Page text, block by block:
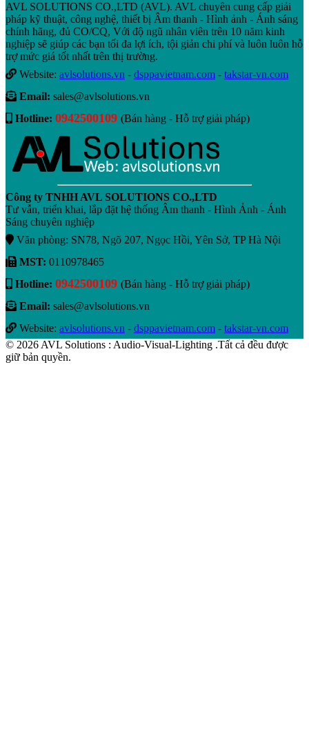
AVL SOLUTIONS CO.,LTD (AVL). AVL chuyên cung cấp giải
pháp kỹ thuật, công nghệ, thiết bị Âm thanh - Hình ảnh - Ánh sáng
chính hãng, đủ CO/CQ, Với độ ngũ nhân viên trên 10 năm kinh
nghiệp sẽ giúp các bạn tối đa lợi ích, tội giản chi phí và luôn luôn hỗ
trợ mức giá tốt nhất trên thị trường.
Website: avlsolutions.vn - dsppavietnam.com - takstar-vn.com
Email: sales@avlsolutions.vn
Hotline: 0942500109 (Bán hàng - Hỗ trợ giải pháp)
Công ty TNHH AVL SOLUTIONS CO.,LTD
Tư vẫn, triển khai, lắp đặt hệ thống Âm thanh - Hình Ảnh - Ánh
Sáng chuyên nghiệp
Văn phòng: SN78, Ngõ 207, Ngọc Hồi, Yên Sở, TP Hà Nội
MST: 0110978465
Hotline: 0942500109 (Bán hàng - Hỗ trợ giải pháp)
Email: sales@avlsolutions.vn
Website: avlsolutions.vn - dsppavietnam.com - takstar-vn.com
© 2026 AVL Solutions : Audio-Visual-Lighting .Tất cả đều được
giữ bản quyền.